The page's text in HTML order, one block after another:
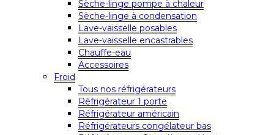
Sèche-linge pompe à chaleur
Sèche-linge à condensation
Lave-vaisselle posables
Lave-vaisselle encastrables
Chauffe-eau
Accessoires
Froid
Tous nos réfrigérateurs
Réfrigérateur 1 porte
Réfrigérateur américain
Réfrigérateurs congélateur bas